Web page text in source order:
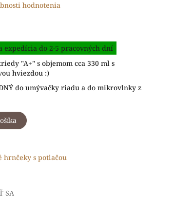
hodnotenia
expedícia do 2-5 pracovných dní
"A+" s objemom cca 330 ml s
hviezdou :)
do umývačky riadu a do mikrovlnky z
hrnčeky s potlačou
SA